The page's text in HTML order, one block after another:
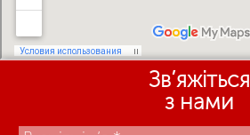
Зв’яжіться
з нами